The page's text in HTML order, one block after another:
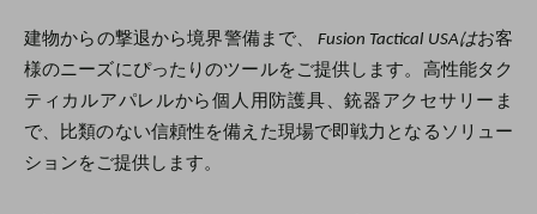
建物からの撃退から境界警備まで、Fusion Tactical USAはお客
様のニーズにぴったりのツールをご提供します。高性能タク
ティカルアパレルから個人用防護具、銃器アクセサリーま
で、比類のない信頼性を備えた現場で即戦力となるソリュー
ションをご提供します。